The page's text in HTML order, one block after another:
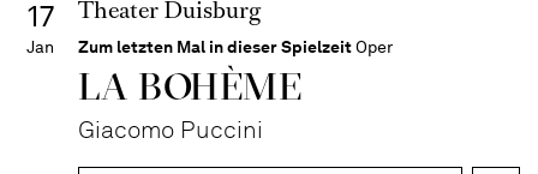
17
Jan
Theater Duisburg
Zum letzten Mal in dieser SpielzeitOper
LA BOHÈME
Giacomo Puccini